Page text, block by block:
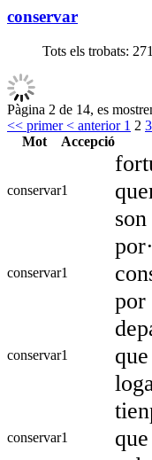
conservar
Tots els trobats: 271
Pàgina 2 de 14, es
<< primer< anterior 1 2 3
Mot
Accepció
conservar1
conservar1
por
conservar1
conservar1